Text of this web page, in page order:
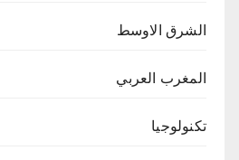
الشرق الاوسط
المغرب العربي
تكنولوجيا